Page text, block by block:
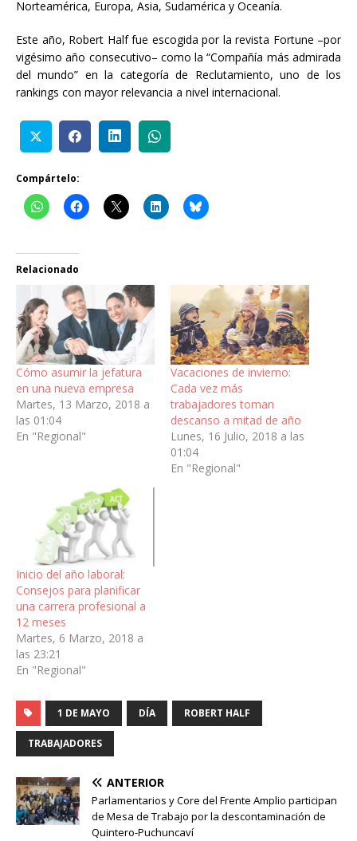
Norteamérica, Europa, Asia, Sudamérica y Oceanía.
Este año, Robert Half fue escogida por la revista Fortune –por
vigésimo año consecutivo– como la “Compañía más admirada
del mundo” en la categoría de Reclutamiento, uno de los
rankings con mayor relevancia a nivel internacional.
Compártelo:
Relacionado
Cómo asumir la jefatura
en una nueva empresa
Martes, 13 Marzo, 2018 a
las 01:04
En "Regional"
Vacaciones de invierno:
Cada vez más
trabajadores toman
descanso a mitad de año
Lunes, 16 Julio, 2018 a las
01:04
En "Regional"
Inicio del año laboral:
Consejos para planificar
una carrera profesional a
12 meses
Martes, 6 Marzo, 2018 a
las 23:21
En "Regional"
1 DE MAYO DÍA ROBERT HALF
TRABAJADORES
ANTERIOR
Parlamentarios y Core del Frente Amplio participan
de Mesa de Trabajo por la descontaminación de
Quintero-Puchuncaví